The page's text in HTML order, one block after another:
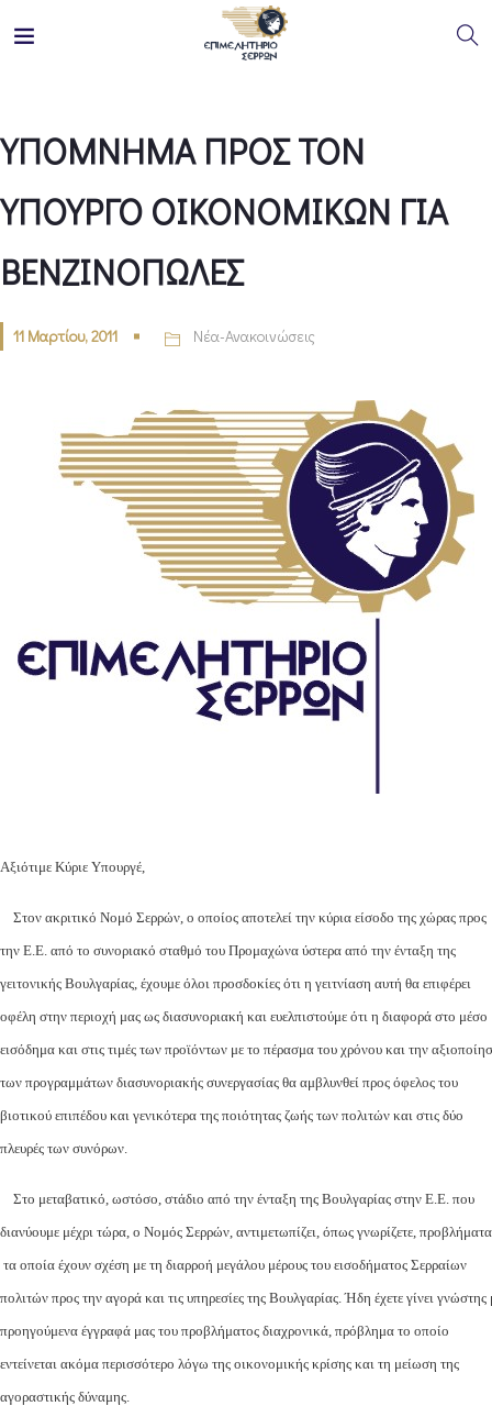
ΥΠΟΜΝΗΜΑ ΠΡΟΣ ΤΟΝ
ΥΠΟΥΡΓΟ ΟΙΚΟΝΟΜΙΚΩΝ ΓΙΑ
ΒΕΝΖΙΝΟΠΩΛΕΣ
11 Μαρτίου, 2011 Νέα-Ανακοινώσεις
Αξιότιμε Κύριε Υπουργέ,
Στον ακριτικό Νομό Σερρών, ο οποίος αποτελεί την κύρια είσοδο της χώρας προς
την Ε.Ε. από το συνοριακό σταθμό του Προμαχώνα ύστερα από την ένταξη της
γειτονικής Βουλγαρίας, έχουμε όλοι προσδοκίες ότι η γειτνίαση αυτή θα επιφέρει
οφέλη στην περιοχή μας ως διασυνοριακή και ευελπιστούμε ότι η διαφορά στο μέσο
εισόδημα και στις τιμές των προϊόντων με το πέρασμα του χρόνου και την
των προγραμμάτων διασυνοριακής συνεργασίας θα αμβλυνθεί προς όφελος του
βιοτικού επιπέδου και γενικότερα της ποιότητας ζωής των πολιτών και στις δύο
πλευρές των συνόρων.
Στο μεταβατικό, ωστόσο, στάδιο από την ένταξη της Βουλγαρίας στην Ε.Ε. που
διανύουμε μέχρι τώρα, ο Νομός Σερρών, αντιμετωπίζει, όπως γνωρίζετε,
τα οποία έχουν σχέση με τη διαρροή μεγάλου μέρους του εισοδήματος Σερραίων
πολιτών προς την αγορά και τις υπηρεσίες της Βουλγαρίας. Ήδη έχετε γίνει γνώστης
προηγούμενα έγγραφά μας του προβλήματος διαχρονικά, πρόβλημα το οποίο
εντείνεται ακόμα περισσότερο λόγω της οικονομικής κρίσης και τη μείωση της
αγοραστικής δύναμης.